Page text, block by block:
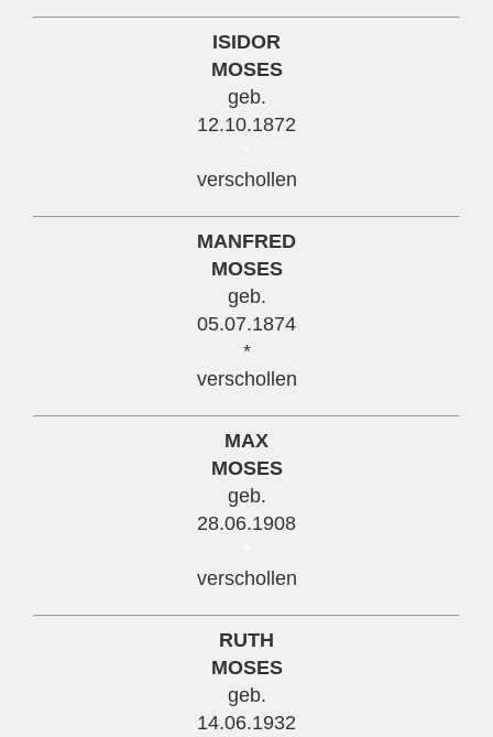
ISIDOR
MOSES
geb.
12.10.1872
verschollen
MANFRED
MOSES
geb.
05.07.1874
*
verschollen
MAX
MOSES
geb.
28.06.1908
verschollen
RUTH
MOSES
geb.
14.06.1932